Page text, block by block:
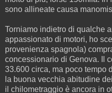
sono allineate causa
Torniamo indietro di qualche
appassionato di motori, ho
provenienza spagnola)
concessionario di Genova. Il
33.600 circa, ma poco tempo
la buona vecchia abitudine
il chilometraggio è ancora in